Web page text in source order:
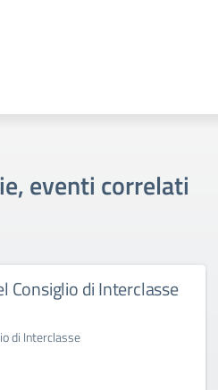
eventi correlati
Consiglio di Interclasse
di Interclasse